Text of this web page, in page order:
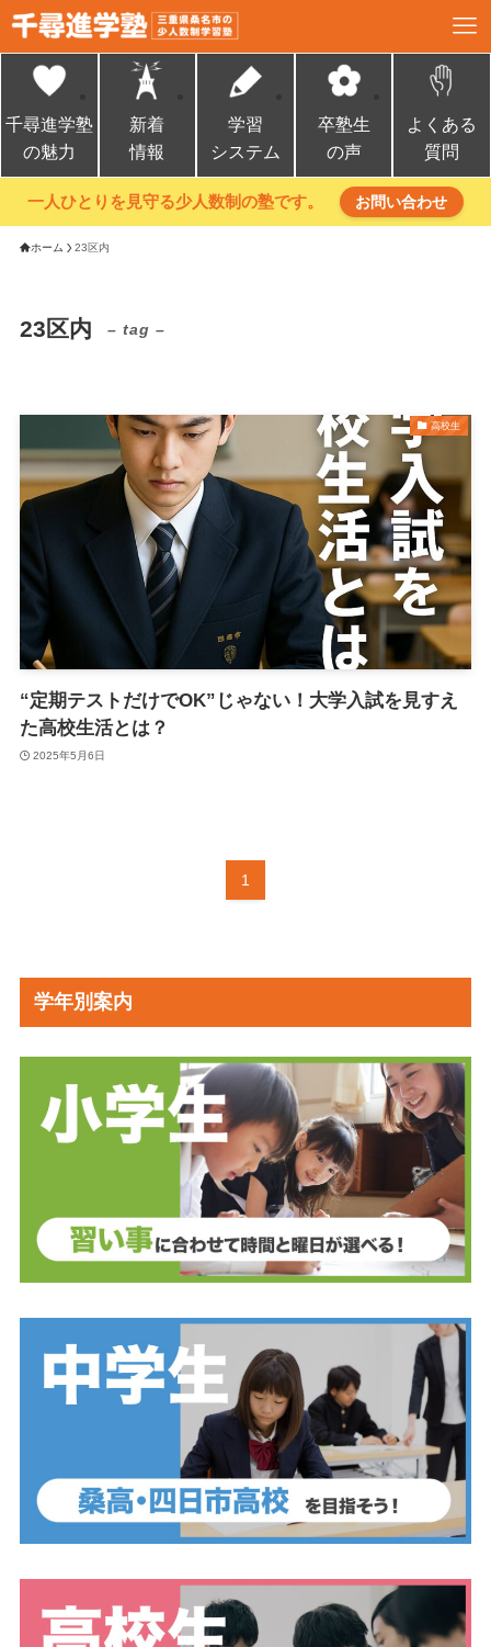
千尋進学塾
の魅力
新着
情報
学習
システム
卒塾生
の声
よくある
質問
一人ひとりを見守る少人数制の塾です。 お問い合わせ
ホーム 23区内
23区内 – tag –
高校生
“定期テストだけでOK”じゃない！大学入試を見すえ
た高校生活とは？
2025年5月6日
1
学年別案内